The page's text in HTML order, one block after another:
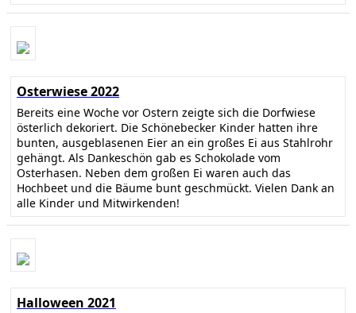
Osterwiese 2022
Bereits eine Woche vor Ostern zeigte sich die Dorfwiese
österlich dekoriert. Die Schönebecker Kinder hatten ihre
bunten, ausgeblasenen Eier an ein großes Ei aus Stahlrohr
gehängt. Als Dankeschön gab es Schokolade vom
Osterhasen. Neben dem großen Ei waren auch das
Hochbeet und die Bäume bunt geschmückt. Vielen Dank an
alle Kinder und Mitwirkenden!
Halloween 2021